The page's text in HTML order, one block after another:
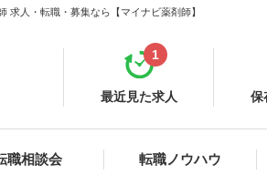
人・転職・募集なら【マイナビ薬剤師】
最近見た求人
1
保
職相談会 転職ノウハウ